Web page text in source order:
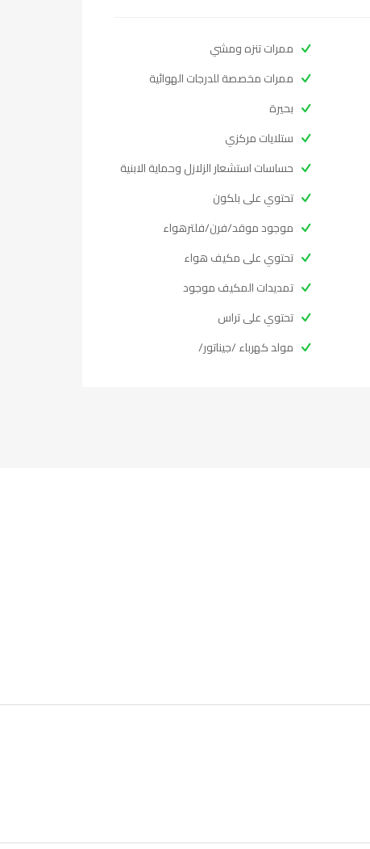
ممرات تنزه ومشي
ممرات مخصصة للدرجات الهوائية
بحيرة
ستلايات مركزي
حساسات استشعار الزلازل وحماية الابنية
تحتوي على بلكون
موجود موقد/فرن/فلترهواء
تحتوي على مكيف هواء
تمديدات المكيف موجود
تحتوي على تراس
مولد كهرباء /جيناتور/